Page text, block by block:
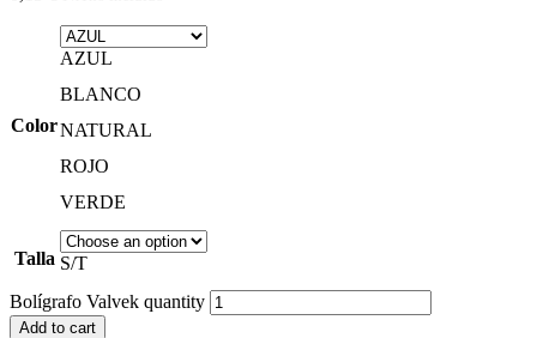
Color
AZUL
BLANCO
NATURAL
ROJO
VERDE
Talla S/T
Bolígrafo Valvek quantity
Add to cart